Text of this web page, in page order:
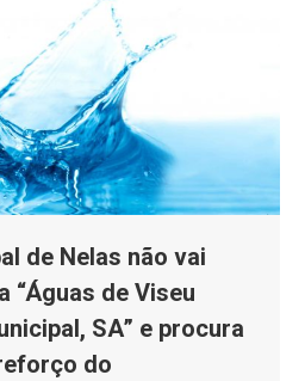
de Nelas não vai
“Águas de Viseu
SA” e procura
do